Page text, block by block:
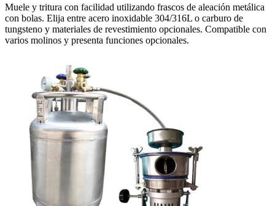
Muele y tritura con facilidad utilizando frascos de aleación metálica
con bolas. Elija entre acero inoxidable 304/316L o carburo de
tungsteno y materiales de revestimiento opcionales. Compatible con
varios molinos y presenta funciones opcionales.